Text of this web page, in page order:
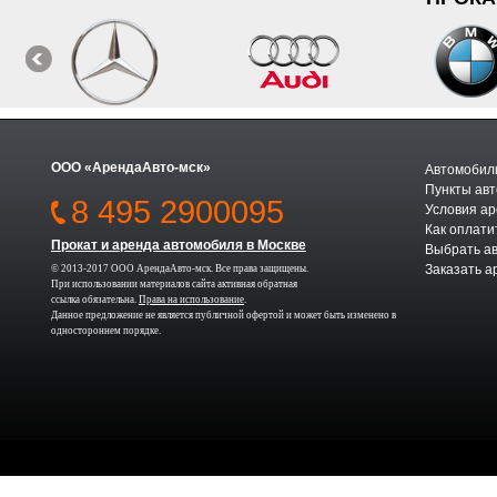
ООО «АрендаАвто-мск»
8 495 2900095
Прокат и аренда автомобиля в Москве
© 2013-2017 ООО АрендаАвто-мск. Все права защищены.
При использовании материалов сайта активная обратная
ссылка обязательна. Права на использование.
Данное предложение не является публичной офертой и может быть изменено в
одностороннем порядке.
Пункты
Условия
Как
Выбрать
Заказать